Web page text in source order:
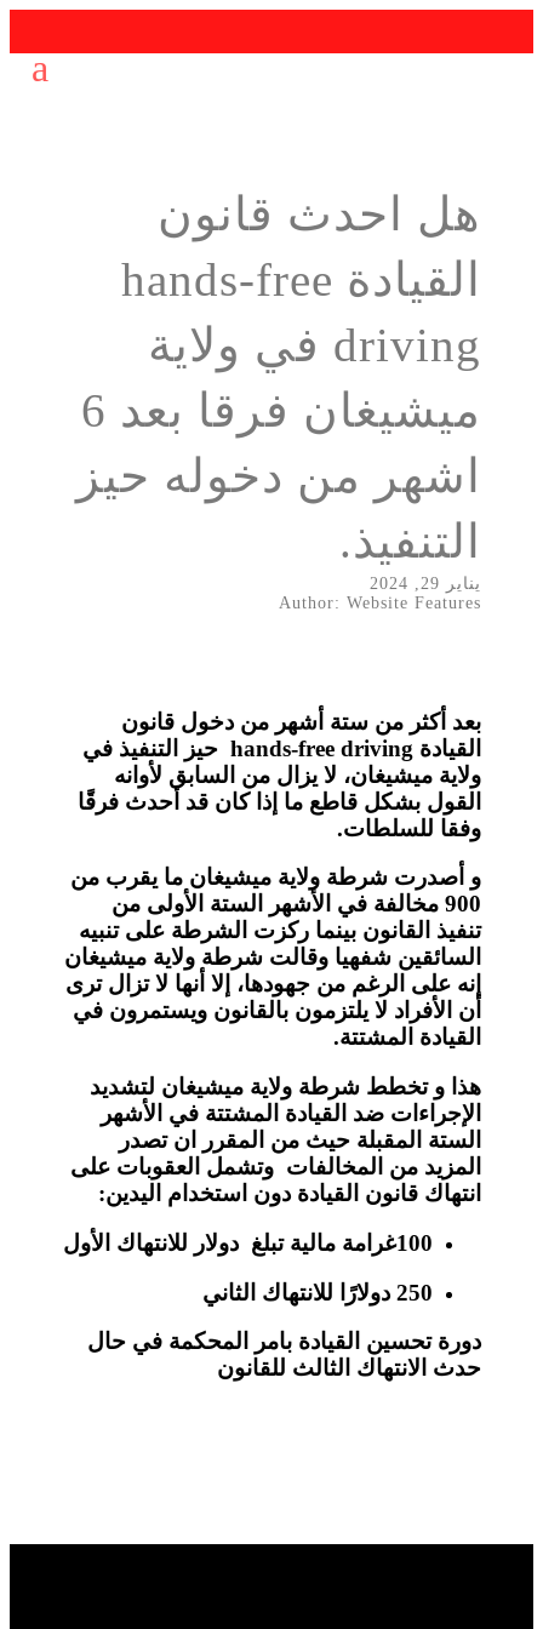
هل احدث قانون
القيادة hands-free
driving في ولاية
ميشيغان فرقا بعد 6
اشهر من دخوله حيز
التنفيذ.
يناير 29, 2024
Author: Website Features
بعد أكثر من ستة أشهر من دخول قانون
القيادة hands-free driving حيز التنفيذ في
ولاية ميشيغان، لا يزال من السابق لأوانه
القول بشكل قاطع ما إذا كان قد أحدث فرقًا
وفقا للسلطات.
و أصدرت شرطة ولاية ميشيغان ما يقرب من
900 مخالفة في الأشهر الستة الأولى من
تنفيذ القانون بينما ركزت الشرطة على تنبيه
السائقين شفهيا وقالت شرطة ولاية ميشيغان
إنه على الرغم من جهودها، إلا أنها لا تزال ترى
أن الأفراد لا يلتزمون بالقانون ويستمرون في
القيادة المشتتة.
هذا و تخطط شرطة ولاية ميشيغان لتشديد
الإجراءات ضد القيادة المشتتة في الأشهر
الستة المقبلة حيث من المقرر ان تصدر
المزيد من المخالفات وتشمل العقوبات على
انتهاك قانون القيادة دون استخدام اليدين:
100غرامة مالية تبلغ دولار للانتهاك الأول
250 دولارًا للانتهاك الثاني
دورة تحسين القيادة بامر المحكمة في حال
حدث الانتهاك الثالث للقانون